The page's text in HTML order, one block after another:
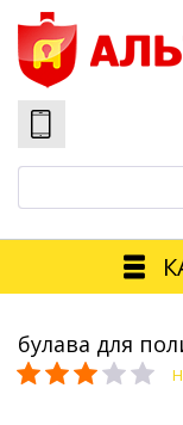
булава для